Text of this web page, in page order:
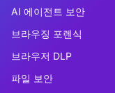
AI 에이전트 보안
브라우징 포렌식
브라우저 DLP
파일 보안